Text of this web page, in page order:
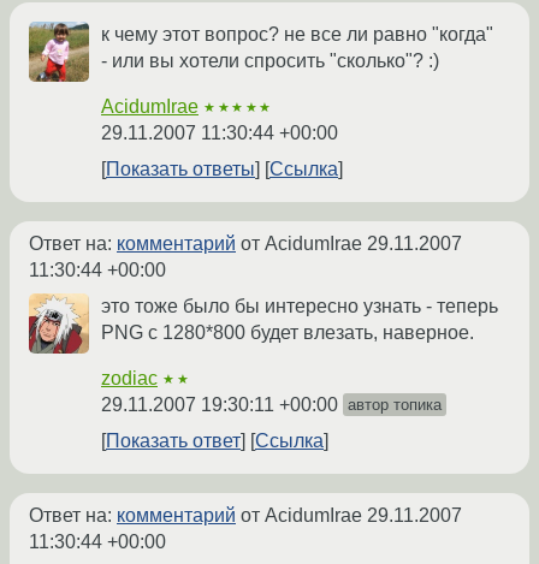
к чему этот вопрос? не все ли равно "когда"
- или вы хотели спросить "сколько"? :)
AcidumIrae ★★★★★
29.11.2007 11:30:44 +00:00
Показать ответы
Ссылка
Ответ на: комментарий от AcidumIrae 29.11.2007
11:30:44 +00:00
это тоже было бы интересно узнать - теперь
PNG c 1280*800 будет влезать, наверное.
zodiac ★★
29.11.2007 19:30:11 +00:00 автор топика
Показать ответ Ссылка
Ответ на: комментарий от AcidumIrae 29.11.2007
11:30:44 +00:00